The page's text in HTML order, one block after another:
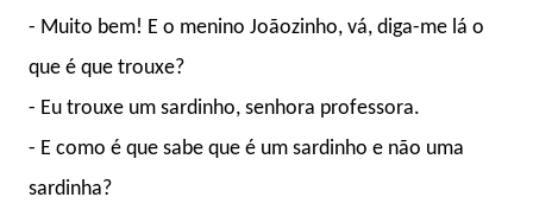
- Muito bem! E o menino Joãozinho, vá, diga-me lá o
que é que trouxe?
- Eu trouxe um sardinho, senhora professora.
- E como é que sabe que é um sardinho e não uma
sardinha?